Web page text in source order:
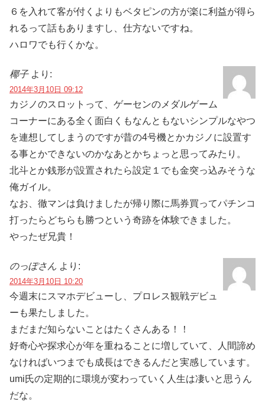
６を入れて客が付くよりもベタピンの方が楽に利益が得ら
れるって話もありますし、仕方ないですね。
ハロワでも行くかな。
椰子 より:
2014年3月10日 09:12
カジノのスロットって、ゲーセンのメダルゲーム
コーナーにある全く面白くもなんともないシンプルなやつ
を連想してしまうのですが昔の4号機とかカジノに設置す
る事とかできないのかなあとかちょっと思ってみたり。
北斗とか銭形が設置されたら設定１でも金突っ込みそうな
俺ガイル。
なお、徹マンは負けましたが帰り際に馬券買ってパチンコ
打ったらどちらも勝つという奇跡を体験できました。
やったぜ兄貴！
のっぽさん より:
2014年3月10日 10:20
今週末にスマホデビューし、プロレス観戦デビュ
ーも果たしました。
まだまだ知らないことはたくさんある！！
好奇心や探求心が年を重ねることに増していて、人間諦め
なければいつまでも成長はできるんだと実感しています。
umi氏の定期的に環境が変わっていく人生は凄いと思うん
だな。